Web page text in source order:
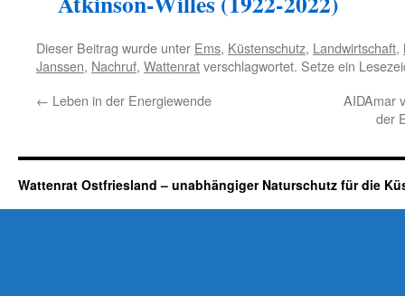
Dieser Beitrag wurde unter Ems, Küstenschutz, Landwirtschaft,
Janssen, Nachruf, Wattenratverschlagwortet. Setze ein
← Leben in der Energiewende
AIDAmar
der
Wattenrat Ostfriesland – unabhängiger Naturschutz für die